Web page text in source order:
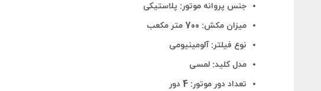
جنس پروانه موتور: پلاستیکی
میزان مکش: 700 متر مکعب
نوع فیلتر: آلومینیومی
مدل کلید: لمسی
تعداد دور موتور: 4 دور